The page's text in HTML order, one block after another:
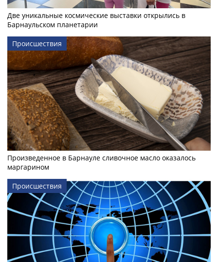
Две уникальные космические выставки открылись в
Барнаульском планетарии
Происшествия
Произведенное в Барнауле сливочное масло оказалось
маргарином
Происшествия